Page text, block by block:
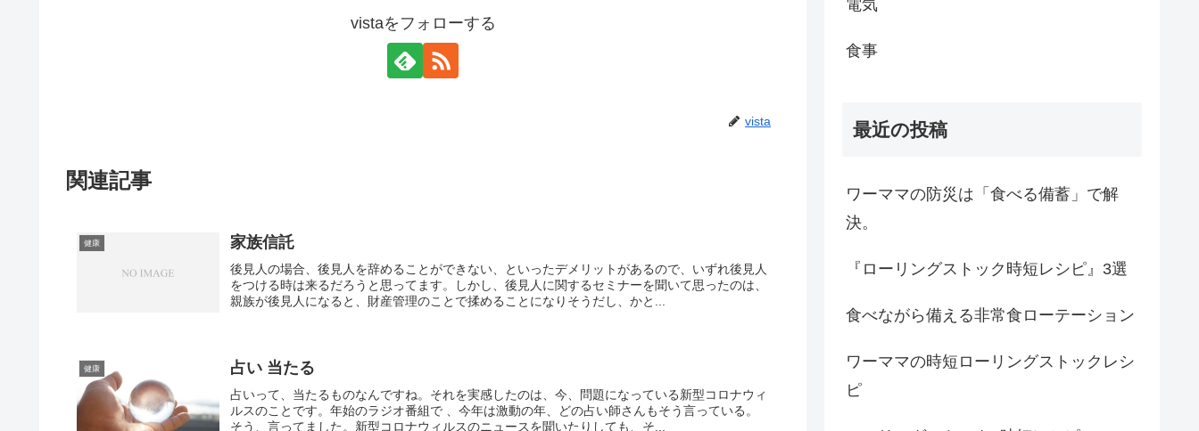
vistaをフォローする
vista
関連記事
健康 家族信託
後見人の場合、後見人を辞めることができない、といったデメリットがあるので、いずれ後見人
をつける時は来るだろうと思ってます。しかし、後見人に関するセミナーを聞いて思ったのは、
親族が後見人になると、財産管理のことで揉めることになりそうだし、かと...
健康 占い 当たる
占いって、当たるものなんですね。それを実感したのは、今、問題になっている新型コロナウィ
ルスのことです。年始のラジオ番組で 、今年は激動の年、どの占い師さんもそう言っている。
そう、言ってました。新型コロナウィルスのニュースを聞いたりしても、そ...
電気
食事
最近の投稿
ワーママの防災は「食べる備蓄」で解
決。
『ローリングストック時短レシピ』3選
食べながら備える非常食ローテーション
ワーママの時短ローリングストックレシ
ピ